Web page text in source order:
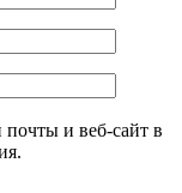
и веб-сайт в